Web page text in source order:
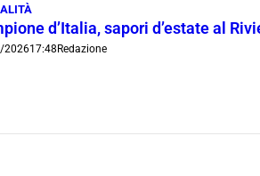
d’Italia, sapori d’estate al
202617:48 Redazione